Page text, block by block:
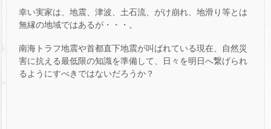
幸い実家は、地震、津波、土石流、がけ崩れ、地滑り等とは
無縁の地域ではあるが・・・。
南海トラフ地震や首都直下地震が叫ばれている現在、自然災
害に抗える最低限の知識を準備して、日々を明日へ繋げられ
るようにすべきではないだろうか？